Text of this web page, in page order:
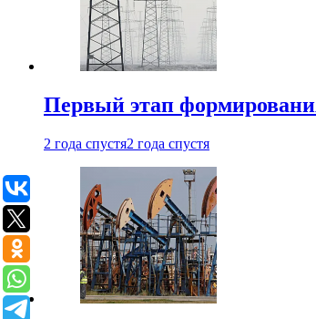
Первый этап
2 года спустя2 года спустя